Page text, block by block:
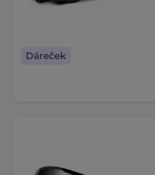
Dáreček